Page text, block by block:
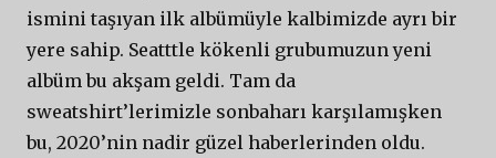
ismini taşıyan ilk albümüyle kalbimizde ayrı bir
yere sahip. Seatttle kökenli grubumuzun yeni
albüm bu akşam geldi. Tam da
sweatshirt’lerimizle sonbaharı karşılamışken
bu, 2020’nin nadir güzel haberlerinden oldu.